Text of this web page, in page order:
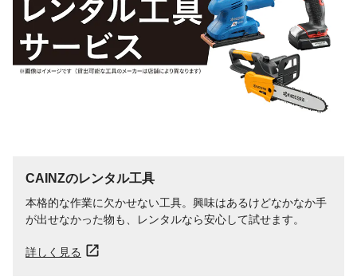
CAINZのレンタル工具
本格的な作業に欠かせない工具。興味はあるけどなかなか手
が出せなかった物も、レンタルなら安心して試せます。
詳しく見る